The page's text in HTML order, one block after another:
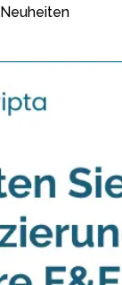
Neuheiten